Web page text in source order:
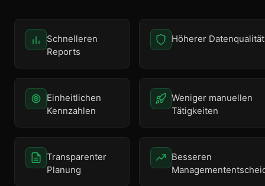
Schnelleren
Reports
Höherer Datenqualität
Einheitlichen
Kennzahlen
Weniger manuellen
Tätigkeiten
Transparenter
Planung
Besseren